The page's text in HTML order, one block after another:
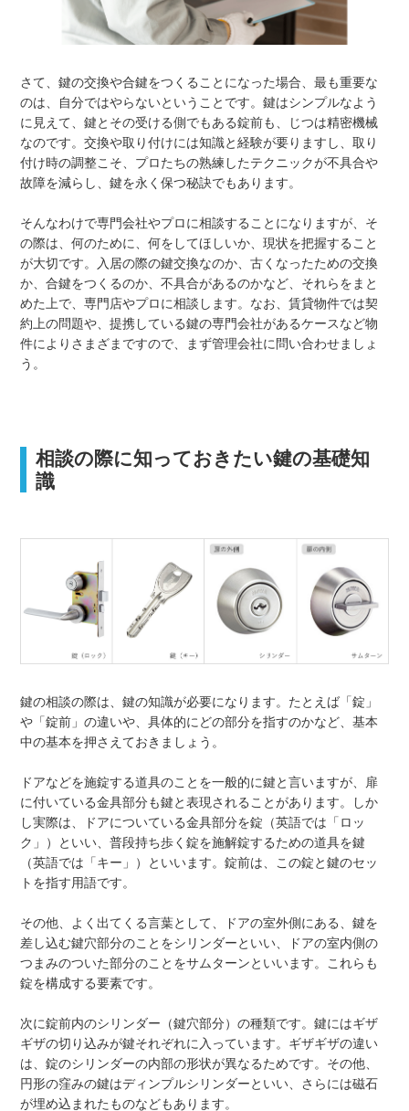
さて、鍵の交換や合鍵をつくることになった場合、最も重要な
のは、自分ではやらないということです。鍵はシンプルなよう
に見えて、鍵とその受ける側でもある錠前も、じつは精密機械
なのです。交換や取り付けには知識と経験が要りますし、取り
付け時の調整こそ、プロたちの熟練したテクニックが不具合や
故障を減らし、鍵を永く保つ秘訣でもあります。
そんなわけで専門会社やプロに相談することになりますが、そ
の際は、何のために、何をしてほしいか、現状を把握すること
が大切です。入居の際の鍵交換なのか、古くなったための交換
か、合鍵をつくるのか、不具合があるのかなど、それらをまと
めた上で、専門店やプロに相談します。なお、賃貸物件では契
約上の問題や、提携している鍵の専門会社があるケースなど物
件によりさまざまですので、まず管理会社に問い合わせましょ
う。
相談の際に知っておきたい鍵の基礎知
識
鍵の相談の際は、鍵の知識が必要になります。たとえば「錠」
や「錠前」の違いや、具体的にどの部分を指すのかなど、基本
中の基本を押さえておきましょう。
ドアなどを施錠する道具のことを一般的に鍵と言いますが、扉
に付いている金具部分も鍵と表現されることがあります。しか
し実際は、ドアについている金具部分を錠（英語では「ロッ
ク」）といい、普段持ち歩く錠を施解錠するための道具を鍵
（英語では「キー」）といいます。錠前は、この錠と鍵のセッ
トを指す用語です。
その他、よく出てくる言葉として、ドアの室外側にある、鍵を
差し込む鍵穴部分のことをシリンダーといい、ドアの室内側の
つまみのついた部分のことをサムターンといいます。これらも
錠を構成する要素です。
次に錠前内のシリンダー（鍵穴部分）の種類です。鍵にはギザ
ギザの切り込みが鍵それぞれに入っています。ギザギザの違い
は、錠のシリンダーの内部の形状が異なるためです。その他、
円形の窪みの鍵はディンプルシリンダーといい、さらには磁石
が埋め込まれたものなどもあります。